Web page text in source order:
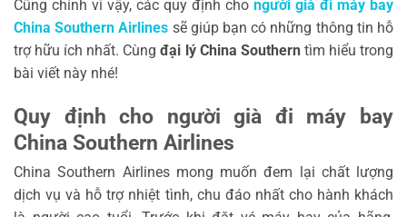
Cũng chính vì vậy, các quy định cho người già đi máy bay
China Southern Airlines sẽ giúp bạn có những thông tin hỗ
trợ hữu ích nhất. Cùngđại lý China Southern tìm hiểu trong
bài viết này nhé!
Quy định cho người già đi máy bay
China Southern Airlines
China Southern Airlines mong muốn đem lại chất lượng
dịch vụ và hỗ trợ nhiệt tình, chu đáo nhất cho hành khách